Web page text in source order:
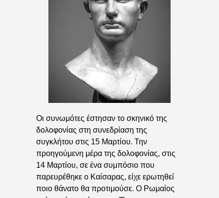
Οι συνωμότες έστησαν το σκηνικό της
δολοφονίας στη συνεδρίαση της
συγκλήτου στις 15 Μαρτίου. Την
προηγούμενη μέρα της δολοφονίας, στις
14 Μαρτίου, σε ένα συμπόσιο που
παρευρέθηκε ο Καίσαρας, είχε ερωτηθεί
ποιο θάνατο θα προτιμούσε. Ο Ρωμαίος